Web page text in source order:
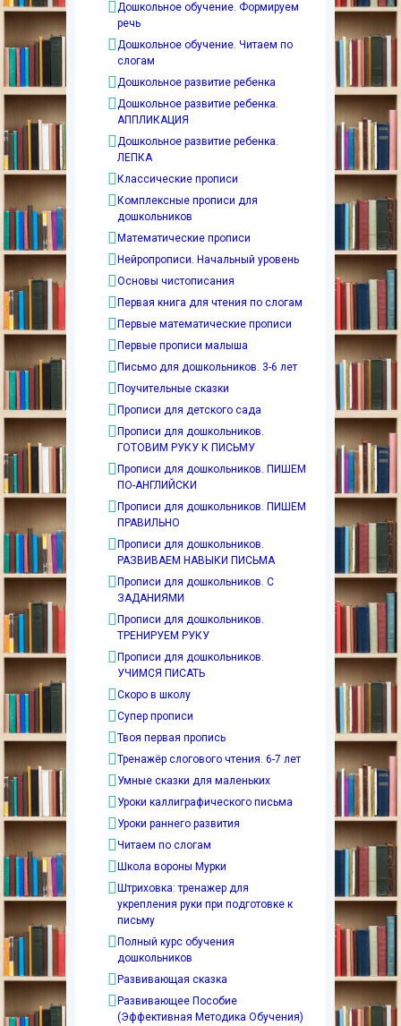
Дошкольное обучение. Формируем
речь
Дошкольное обучение. Читаем по
слогам
Дошкольное развитие ребенка
Дошкольное развитие ребенка.
АППЛИКАЦИЯ
Дошкольное развитие ребенка.
ЛЕПКА
Классические прописи
Комплексные прописи для
дошкольников
Математические прописи
Нейропрописи. Начальный уровень
Основы чистописания
Первая книга для чтения по слогам
Первые математические прописи
Первые прописи малыша
Письмо для дошкольников. 3-6 лет
Поучительные сказки
Прописи для детского сада
Прописи для дошкольников.
ГОТОВИМ РУКУ К ПИСЬМУ
Прописи для дошкольников. ПИШЕМ
ПО-АНГЛИЙСКИ
Прописи для дошкольников. ПИШЕМ
ПРАВИЛЬНО
Прописи для дошкольников.
РАЗВИВАЕМ НАВЫКИ ПИСЬМА
Прописи для дошкольников. С
ЗАДАНИЯМИ
Прописи для дошкольников.
ТРЕНИРУЕМ РУКУ
Прописи для дошкольников.
УЧИМСЯ ПИСАТЬ
Скоро в школу
Супер прописи
Твоя первая пропись
Тренажёр слогового чтения. 6-7 лет
Умные сказки для маленьких
Уроки каллиграфического письма
Уроки раннего развития
Читаем по слогам
Школа вороны Мурки
Штриховка: тренажер для
укрепления руки при подготовке к
письму
Полный курс обучения
дошкольников
Развивающая сказка
Развивающее Пособие
(Эффективная Методика Обучения)